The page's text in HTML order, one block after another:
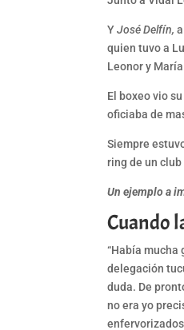
YJosé Delfín,
quien tuvo a
Leonor y
El boxeo vio
oficiaba de
Siempre
ring de un
Un ejemplo a
Cuando
“Había mucha
delegación
duda. De
no era yo